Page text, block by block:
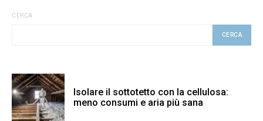
CERCA
CERCA
Isolare il sottotetto con la cellulosa:
meno consumi e aria più sana